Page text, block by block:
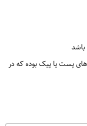
باشد
های پست یا پیک بوده که در